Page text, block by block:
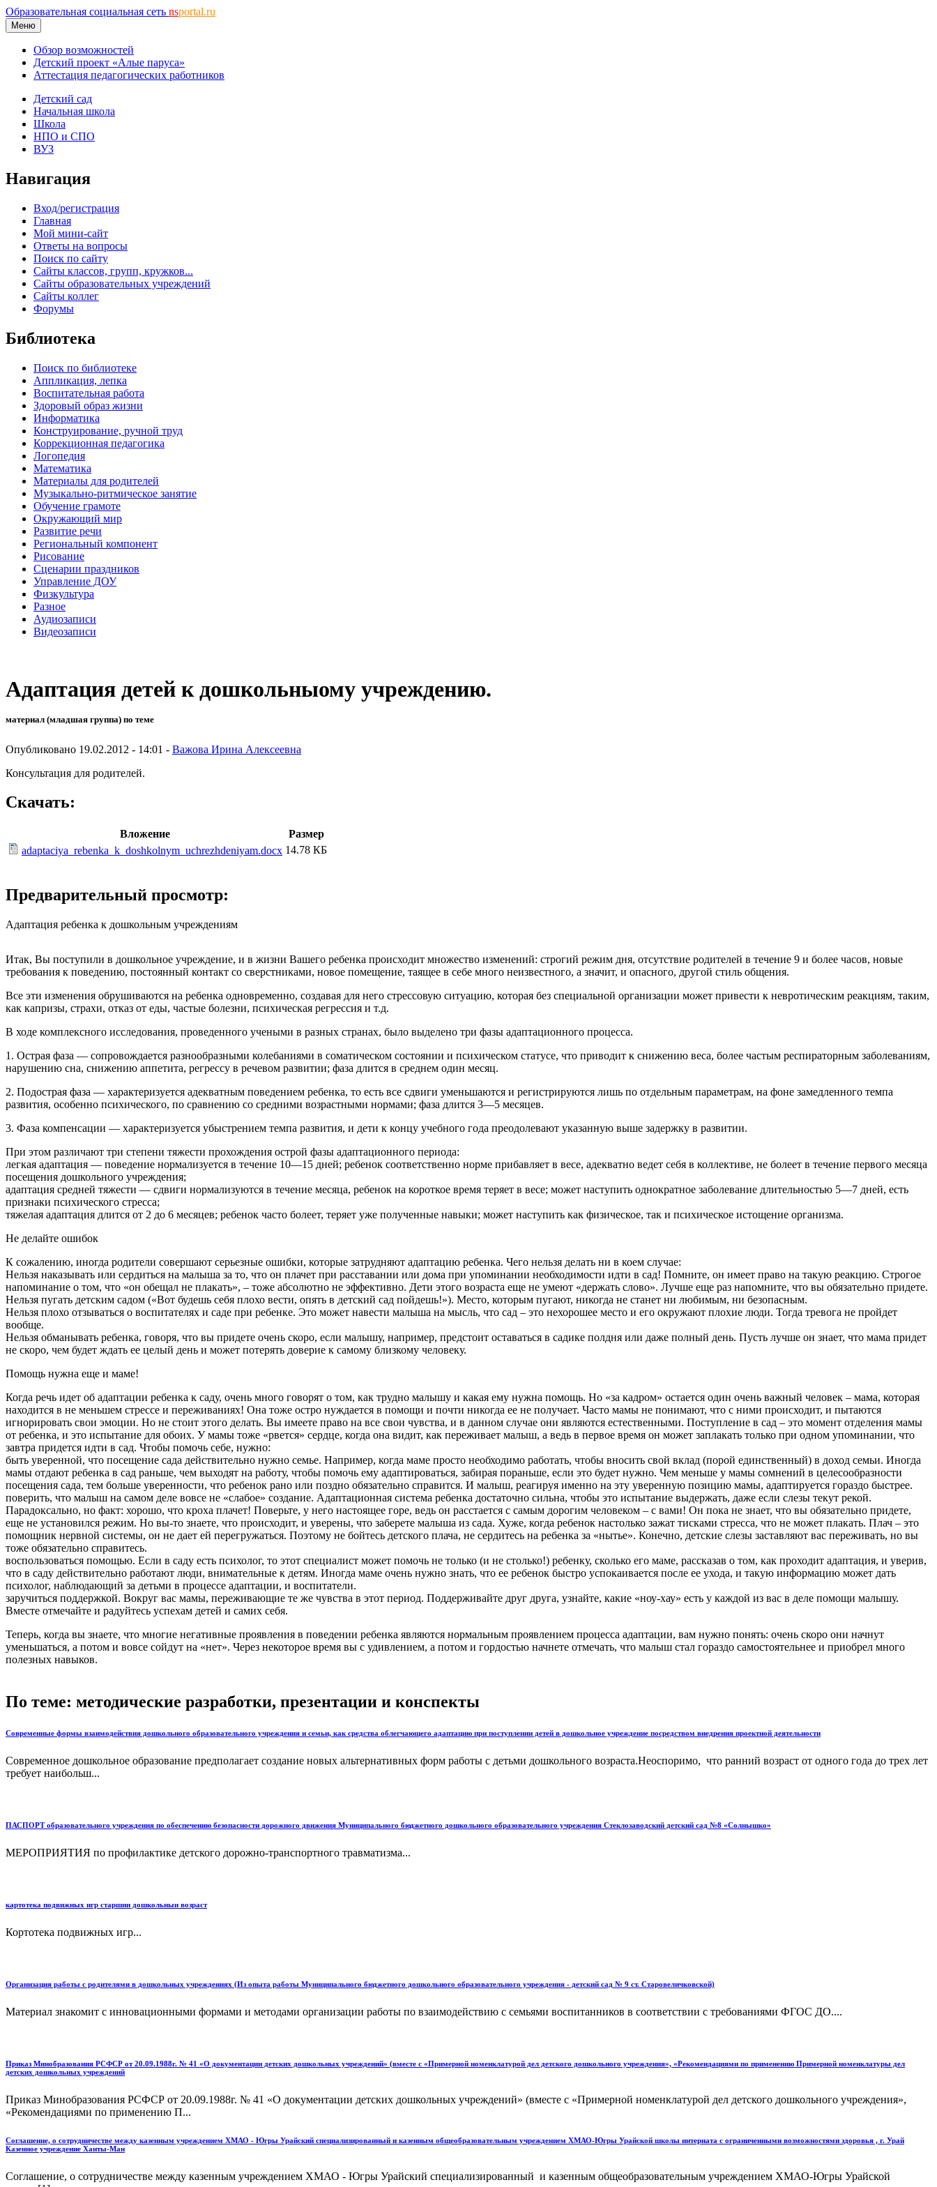
Образовательная социальная сеть nsportal.ru
Меню
Обзор возможностей
Детский проект «Алые паруса»
Аттестация педагогических работников
Детский сад
Начальная школа
Школа
НПО и СПО
ВУЗ
Навигация
Вход/регистрация
Главная
Мой мини-сайт
Ответы на вопросы
Поиск по сайту
Сайты классов, групп, кружков...
Сайты образовательных учреждений
Сайты коллег
Форумы
Библиотека
Поиск по библиотеке
Аппликация, лепка
Воспитательная работа
Здоровый образ жизни
Информатика
Конструирование, ручной труд
Коррекционная педагогика
Логопедия
Математика
Материалы для родителей
Музыкально-ритмическое занятие
Обучение грамоте
Окружающий мир
Развитие речи
Региональный компонент
Рисование
Сценарии праздников
Управление ДОУ
Физкультура
Разное
Аудиозаписи
Видеозаписи
Адаптация детей к дошкольныому учреждению.
материал (младшая группа) по теме
Опубликовано 19.02.2012 - 14:01 - Важова Ирина Алексеевна
Консультация для родителей.
Скачать:
Вложение
Размер
adaptaciya_rebenka_k_doshkolnym_uchrezhdeniyam.docx 14.78 КБ
Предварительный просмотр:
Адаптация ребенка к дошкольным учреждениям
Итак, Вы поступили в дошкольное учреждение, и в жизни Вашего ребенка происходит множество изменений: строгий режим дня, отсутствие родителей в течение 9 и более часов, новые
требования к поведению, постоянный контакт со сверстниками, новое помещение, таящее в себе много неизвестного, а значит, и опасного, другой стиль общения.
Все эти изменения обрушиваются на ребенка одновременно, создавая для него стрессовую ситуацию, которая без специальной организации может привести к невротическим реакциям, таким,
как капризы, страхи, отказ от еды, частые болезни, психическая регрессия и т.д.
В ходе комплексного исследования, проведенного учеными в разных странах, было выделено три фазы адаптационного процесса.
1. Острая фаза — сопровождается разнообразными колебаниями в соматическом состоянии и психическом статусе, что приводит к снижению веса, более частым респираторным заболеваниям,
нарушению сна, снижению аппетита, регрессу в речевом развитии; фаза длится в среднем один месяц.
2. Подострая фаза — характеризуется адекватным поведением ребенка, то есть все сдвиги уменьшаются и регистрируются лишь по отдельным параметрам, на фоне замедленного темпа
развития, особенно психического, по сравнению со средними возрастными нормами; фаза длится 3—5 месяцев.
3. Фаза компенсации — характеризуется убыстрением темпа развития, и дети к концу учебного года преодолевают указанную выше задержку в развитии.
При этом различают три степени тяжести прохождения острой фазы адаптационного периода:
легкая адаптация — поведение нормализуется в течение 10—15 дней; ребенок соответственно норме прибавляет в весе, адекватно ведет себя в коллективе, не болеет в течение первого месяца
посещения дошкольного учреждения;
адаптация средней тяжести — сдвиги нормализуются в течение месяца, ребенок на короткое время теряет в весе; может наступить однократное заболевание длительностью 5—7 дней, есть
признаки психического стресса;
тяжелая адаптация длится от 2 до 6 месяцев; ребенок часто болеет, теряет уже полученные навыки; может наступить как физическое, так и психическое истощение организма.
Не делайте ошибок
К сожалению, иногда родители совершают серьезные ошибки, которые затрудняют адаптацию ребенка. Чего нельзя делать ни в коем случае:
Нельзя наказывать или сердиться на малыша за то, что он плачет при расставании или дома при упоминании необходимости идти в сад! Помните, он имеет право на такую реакцию. Строгое
напоминание о том, что «он обещал не плакать», – тоже абсолютно не эффективно. Дети этого возраста еще не умеют «держать слово». Лучше еще раз напомните, что вы обязательно придете.
Нельзя пугать детским садом («Вот будешь себя плохо вести, опять в детский сад пойдешь!»). Место, которым пугают, никогда не станет ни любимым, ни безопасным.
Нельзя плохо отзываться о воспитателях и саде при ребенке. Это может навести малыша на мысль, что сад – это нехорошее место и его окружают плохие люди. Тогда тревога не пройдет
вообще.
Нельзя обманывать ребенка, говоря, что вы придете очень скоро, если малышу, например, предстоит оставаться в садике полдня или даже полный день. Пусть лучше он знает, что мама придет
не скоро, чем будет ждать ее целый день и может потерять доверие к самому близкому человеку.
Помощь нужна еще и маме!
Когда речь идет об адаптации ребенка к саду, очень много говорят о том, как трудно малышу и какая ему нужна помощь. Но «за кадром» остается один очень важный человек – мама, которая
находится в не меньшем стрессе и переживаниях! Она тоже остро нуждается в помощи и почти никогда ее не получает. Часто мамы не понимают, что с ними происходит, и пытаются
игнорировать свои эмоции. Но не стоит этого делать. Вы имеете право на все свои чувства, и в данном случае они являются естественными. Поступление в сад – это момент отделения мамы
от ребенка, и это испытание для обоих. У мамы тоже «рвется» сердце, когда она видит, как переживает малыш, а ведь в первое время он может заплакать только при одном упоминании, что
завтра придется идти в сад. Чтобы помочь себе, нужно:
быть уверенной, что посещение сада действительно нужно семье. Например, когда маме просто необходимо работать, чтобы вносить свой вклад (порой единственный) в доход семьи. Иногда
мамы отдают ребенка в сад раньше, чем выходят на работу, чтобы помочь ему адаптироваться, забирая пораньше, если это будет нужно. Чем меньше у мамы сомнений в целесообразности
посещения сада, тем больше уверенности, что ребенок рано или поздно обязательно справится. И малыш, реагируя именно на эту уверенную позицию мамы, адаптируется гораздо быстрее.
поверить, что малыш на самом деле вовсе не «слабое» создание. Адаптационная система ребенка достаточно сильна, чтобы это испытание выдержать, даже если слезы текут рекой.
Парадоксально, но факт: хорошо, что кроха плачет! Поверьте, у него настоящее горе, ведь он расстается с самым дорогим человеком – с вами! Он пока не знает, что вы обязательно придете,
еще не установился режим. Но вы-то знаете, что происходит, и уверены, что заберете малыша из сада. Хуже, когда ребенок настолько зажат тисками стресса, что не может плакать. Плач – это
помощник нервной системы, он не дает ей перегружаться. Поэтому не бойтесь детского плача, не сердитесь на ребенка за «нытье». Конечно, детские слезы заставляют вас переживать, но вы
тоже обязательно справитесь.
воспользоваться помощью. Если в саду есть психолог, то этот специалист может помочь не только (и не столько!) ребенку, сколько его маме, рассказав о том, как проходит адаптация, и уверив,
что в саду действительно работают люди, внимательные к детям. Иногда маме очень нужно знать, что ее ребенок быстро успокаивается после ее ухода, и такую информацию может дать
психолог, наблюдающий за детьми в процессе адаптации, и воспитатели.
заручиться поддержкой. Вокруг вас мамы, переживающие те же чувства в этот период. Поддерживайте друг друга, узнайте, какие «ноу-хау» есть у каждой из вас в деле помощи малышу.
Вместе отмечайте и радуйтесь успехам детей и самих себя.
Теперь, когда вы знаете, что многие негативные проявления в поведении ребенка являются нормальным проявлением процесса адаптации, вам нужно понять: очень скоро они начнут
уменьшаться, а потом и вовсе сойдут на «нет». Через некоторое время вы с удивлением, а потом и гордостью начнете отмечать, что малыш стал гораздо самостоятельнее и приобрел много
полезных навыков.
По теме: методические разработки, презентации и конспекты
Современные формы взаимодействия дошкольного образовательного учреждения и семьи, как средства облегчающего адаптацию при поступлении детей в дошкольное учреждение посредством внедрения проектной деятельности
Современное дошкольное образование предполагает создание новых альтернативных форм работы с детьми дошкольного возраста.Неоспоримо, что ранний возраст от одного года до трех лет
требует наибольш...
ПАСПОРТ образовательного учреждения по обеспечению безопасности дорожного движения Муниципального бюджетного дошкольного образовательного учреждения Стеклозаводский детский сад №8 «Солнышко»
МЕРОПРИЯТИЯ по профилактике детского дорожно-транспортного травматизма...
картотека подвижных игр старшии дошкольныи возраст
Кортотека подвижных игр...
Организация работы с родителями в дошкольных учреждениях (Из опыта работы Муниципального бюджетного дошкольного образовательного учреждения - детский сад № 9 ст. Старовеличковской)
Материал знакомит с инновационными формами и методами организации работы по взаимодействию с семьями воспитанников в соответствии с требованиями ФГОС ДО....
Приказ Минобразования РСФСР от 20.09.1988г. № 41 «О документации детских дошкольных учреждений» (вместе с «Примерной номенклатурой дел детского дошкольного учреждения», «Рекомендациями по применению Примерной номенклатуры дел
детских дошкольных учреждений
Приказ Минобразования РСФСР от 20.09.1988г. № 41 «О документации детских дошкольных учреждений» (вместе с «Примерной номенклатурой дел детского дошкольного учреждения»,
«Рекомендациями по применению П...
Соглашение, о сотрудничестве между казенным учреждением ХМАО - Югры Урайский специализированный и казенным общеобразовательным учреждением ХМАО-Югры Урайской школы интерната с ограниченными возможностями здоровья , г. Урай
Казенное учреждение Ханты-Ман
Соглашение, о сотрудничестве между казенным учреждением ХМАО - Югры Урайский специализированный и казенным общеобразовательным учреждением ХМАО-Югры Урайской